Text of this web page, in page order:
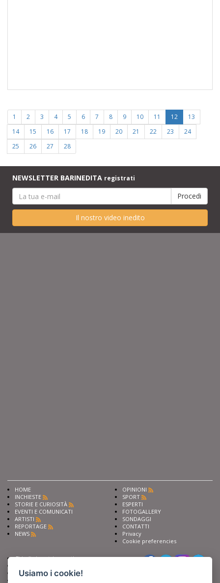
1 2 3 4 5 6 7 8 9 10 11 12
13
14
15 16 17 18 19 20 21 22 23
24
25
26 27 28
NEWSLETTER BARINEDITA registrati
Il nostro video inedito
HOME
INCHIESTE
STORIE E CURIOSITÀ
EVENTI E COMUNICATI
ARTISTI
REPORTAGE
NEWS
OPINIONI
SPORT
ESPERTI
FOTOGALLERY
SONDAGGI
CONTATTI
Privacy
Cookie preferencies
Chiedi ai nostri esperti
Fai pubblicità con noi
Usiamo i cookie!